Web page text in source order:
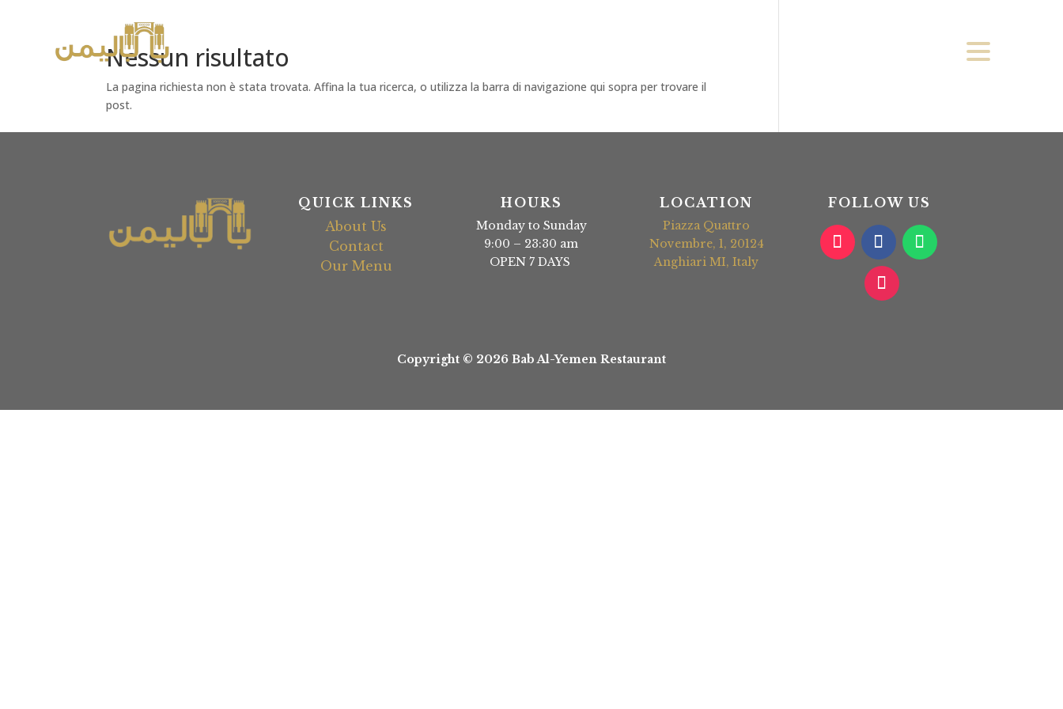
Nessun risultato
La pagina richiesta non è stata trovata. Affina la tua ricerca, o utilizza la barra di navigazione qui sopra per trovare il
post.
QUICK LINKS
About Us
Contact
Our Menu
HOURS
Monday to Sunday
9:00 – 23:30 am
OPEN 7 DAYS
LOCATION
Piazza Quattro
Novembre, 1, 20124
Anghiari MI, Italy
FOLLOW US
Copyright © 2026 Bab Al-Yemen Restaurant